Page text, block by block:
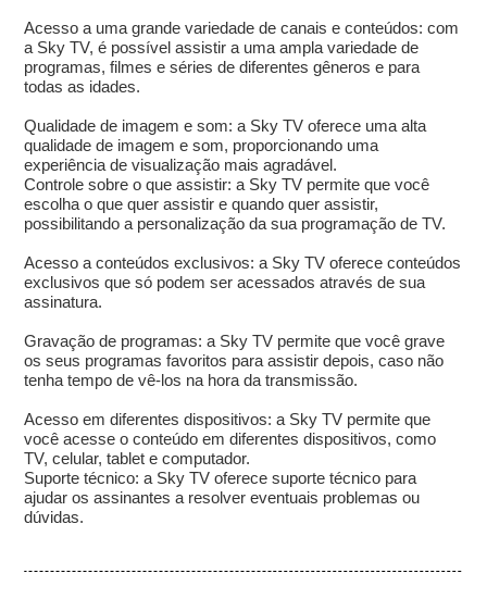
Acesso a uma grande variedade de canais e conteúdos: com
a Sky TV, é possível assistir a uma ampla variedade de
programas, filmes e séries de diferentes gêneros e para
todas as idades.
Qualidade de imagem e som: a Sky TV oferece uma alta
qualidade de imagem e som, proporcionando uma
experiência de visualização mais agradável.
Controle sobre o que assistir: a Sky TV permite que você
escolha o que quer assistir e quando quer assistir,
possibilitando a personalização da sua programação de TV.
Acesso a conteúdos exclusivos: a Sky TV oferece conteúdos
exclusivos que só podem ser acessados através de sua
assinatura.
Gravação de programas: a Sky TV permite que você grave
os seus programas favoritos para assistir depois, caso não
tenha tempo de vê-los na hora da transmissão.
Acesso em diferentes dispositivos: a Sky TV permite que
você acesse o conteúdo em diferentes dispositivos, como
TV, celular, tablet e computador.
Suporte técnico: a Sky TV oferece suporte técnico para
ajudar os assinantes a resolver eventuais problemas ou
dúvidas.